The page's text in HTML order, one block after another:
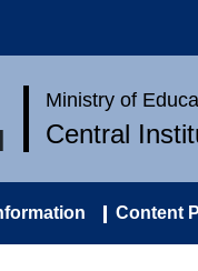
Ministry of
Central
Content